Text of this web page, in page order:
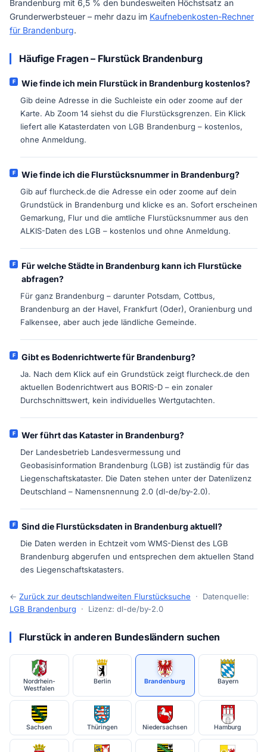
Brandenburg mit 6,5 % den bundesweiten Höchstsatz an
Grunderwerbsteuer – mehr dazu im Kaufnebenkosten-Rechner
für Brandenburg.
Häufige Fragen – Flurstück Brandenburg
Wie finde ich mein Flurstück in Brandenburg kostenlos?
Gib deine Adresse in die Suchleiste ein oder zoome auf der
Karte. Ab Zoom 14 siehst du die Flurstücksgrenzen. Ein Klick
liefert alle Katasterdaten von LGB Brandenburg – kostenlos,
ohne Anmeldung.
Wie finde ich die Flurstücksnummer in Brandenburg?
Gib auf flurcheck.de die Adresse ein oder zoome auf dein
Grundstück in Brandenburg und klicke es an. Sofort erscheinen
Gemarkung, Flur und die amtliche Flurstücksnummer aus den
ALKIS-Daten des LGB – kostenlos und ohne Anmeldung.
Für welche Städte in Brandenburg kann ich Flurstücke
abfragen?
Für ganz Brandenburg – darunter Potsdam, Cottbus,
Brandenburg an der Havel, Frankfurt (Oder), Oranienburg und
Falkensee, aber auch jede ländliche Gemeinde.
Gibt es Bodenrichtwerte für Brandenburg?
Ja. Nach dem Klick auf ein Grundstück zeigt flurcheck.de den
aktuellen Bodenrichtwert aus BORIS-D – ein zonaler
Durchschnittswert, kein individuelles Wertgutachten.
Wer führt das Kataster in Brandenburg?
Der Landesbetrieb Landesvermessung und
Geobasisinformation Brandenburg (LGB) ist zuständig für das
Liegenschaftskataster. Die Daten stehen unter der Datenlizenz
Deutschland – Namensnennung 2.0 (dl-de/by-2.0).
Sind die Flurstücksdaten in Brandenburg aktuell?
Die Daten werden in Echtzeit vom WMS-Dienst des LGB
Brandenburg abgerufen und entsprechen dem aktuellen Stand
des Liegenschaftskatasters.
← Zurück zur deutschlandweiten Flurstücksuche · Datenquelle:
LGB Brandenburg · Lizenz: dl-de/by-2.0
Flurstück in anderen Bundesländern suchen
Nordrhein-
Westfalen
Berlin Brandenburg Bayern
Sachsen Thüringen Niedersachsen Hamburg